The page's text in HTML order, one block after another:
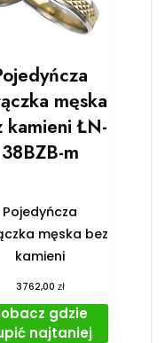
męska
kamieni ŁN-
38BZB-m
Pojedyńcza
męska bez
kamieni
3762,00 zł
gdzie
najtaniej